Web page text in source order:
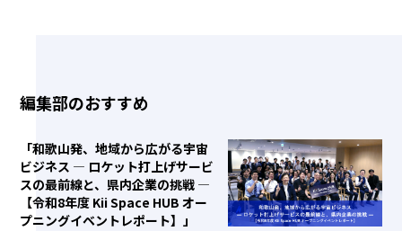
編集部のおすすめ
「和歌山発、地域から広がる宇宙
ビジネス ― ロケット打上げサービ
スの最前線と、県内企業の挑戦 ―
【令和8年度 Kii Space HUB オー
プニングイベントレポート】」